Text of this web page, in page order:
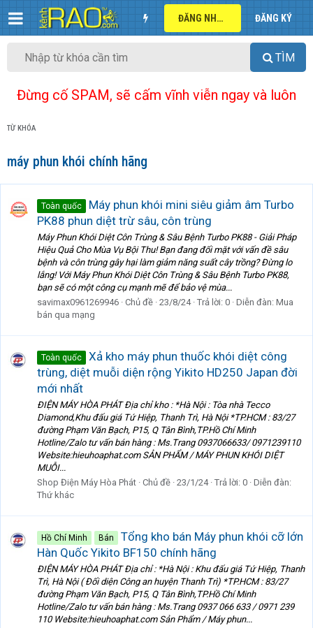
ĐĂNG NHẬP ĐĂNG KÝ
TÌM
Đừng cố SPAM, sẽ cấm vĩnh viễn ngay và luôn
TỪ KHÓA
máy phun khói chính hãng
Toàn quốc
Máy phun khói mini siêu giảm âm Turbo
PK88 phun diệt trừ sâu, côn trùng
Máy Phun Khói Diệt Côn Trùng & Sâu Bệnh Turbo PK88 - Giải Pháp
Hiệu Quả Cho Mùa Vụ Bội Thu! Bạn đang đối mặt với vấn đề sâu
bệnh và côn trùng gây hại làm giảm năng suất cây trồng? Đừng lo
lắng! Với Máy Phun Khói Diệt Côn Trùng & Sâu Bệnh Turbo PK88,
bạn sẽ có một công cụ mạnh mẽ để bảo vệ mùa...
savimax0961269946 Chủ đề 23/8/24 Trả lời: 0 Diễn đàn: Mua
bán qua mạng
Toàn quốc
Xả kho máy phun thuốc khói diệt công
trùng, diệt muỗi diện rộng Yikito HD250 Japan đời
mới nhất
ĐIỆN MÁY HÒA PHÁT Địa chỉ kho : *Hà Nội : Tòa nhà Tecco
Diamond,Khu đấu giá Tứ Hiệp, Thanh Trì, Hà Nội *TP.HCM : 83/27
đường Phạm Văn Bạch, P15, Q Tân Bình,TP.Hồ Chí Minh
Hotline/Zalo tư vấn bán hàng : Ms.Trang 0937066633/ 0971239110
Website:hieuhoaphat.com SẢN PHẨM / MÁY PHUN KHÓI DIỆT
MUỖI...
Shop Điện Máy Hòa Phát Chủ đề 23/1/24 Trả lời: 0 Diễn đàn:
Thứ khác
Hồ Chí Minh Bán
Tổng kho bán Máy phun khói cỡ lớn
Hàn Quốc Yikito BF150 chính hãng
ĐIỆN MÁY HÒA PHÁT Địa chỉ : *Hà Nội : Khu đấu giá Tứ Hiệp, Thanh
Trì, Hà Nội ( Đối diện Công an huyện Thanh Trì) *TP.HCM : 83/27
đường Phạm Văn Bạch, P15, Q Tân Bình,TP.Hồ Chí Minh
Hotline/Zalo tư vấn bán hàng : Ms.Trang 0937 066 633 / 0971 239
110 Website:hieuhoaphat.com Sản Phẩm / Máy phun...